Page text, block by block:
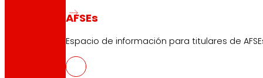
AFSEs
Espacio de información para titulares de
Apertura en festivos
Descanso
Electrónica
Electrodomésticos